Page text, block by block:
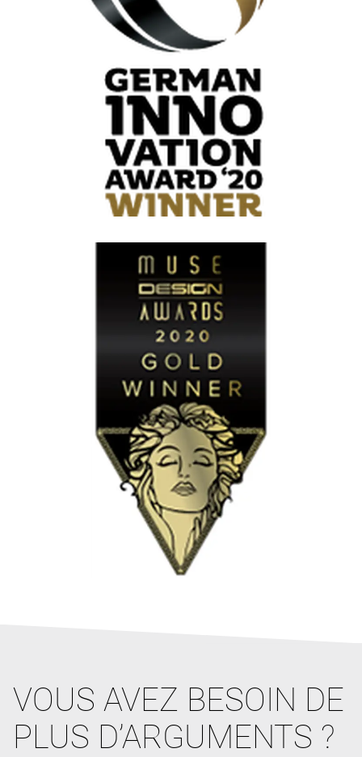
VOUS AVEZ BESOIN DE
PLUS D’ARGUMENTS ?